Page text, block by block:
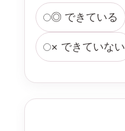
◎ できている
× できていない